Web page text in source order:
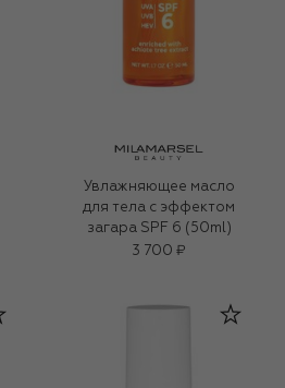
Увлажняющее масло
для тела с эффектом
загара SPF 6 (50ml)
3 700 ₽